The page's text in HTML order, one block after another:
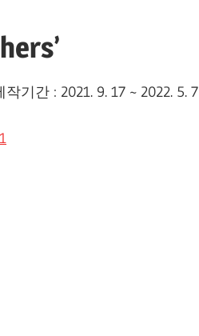
기간 : 2021. 9. 17 ~ 2022. 5. 7